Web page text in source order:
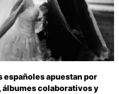
españoles apuestan por
colaborativos y